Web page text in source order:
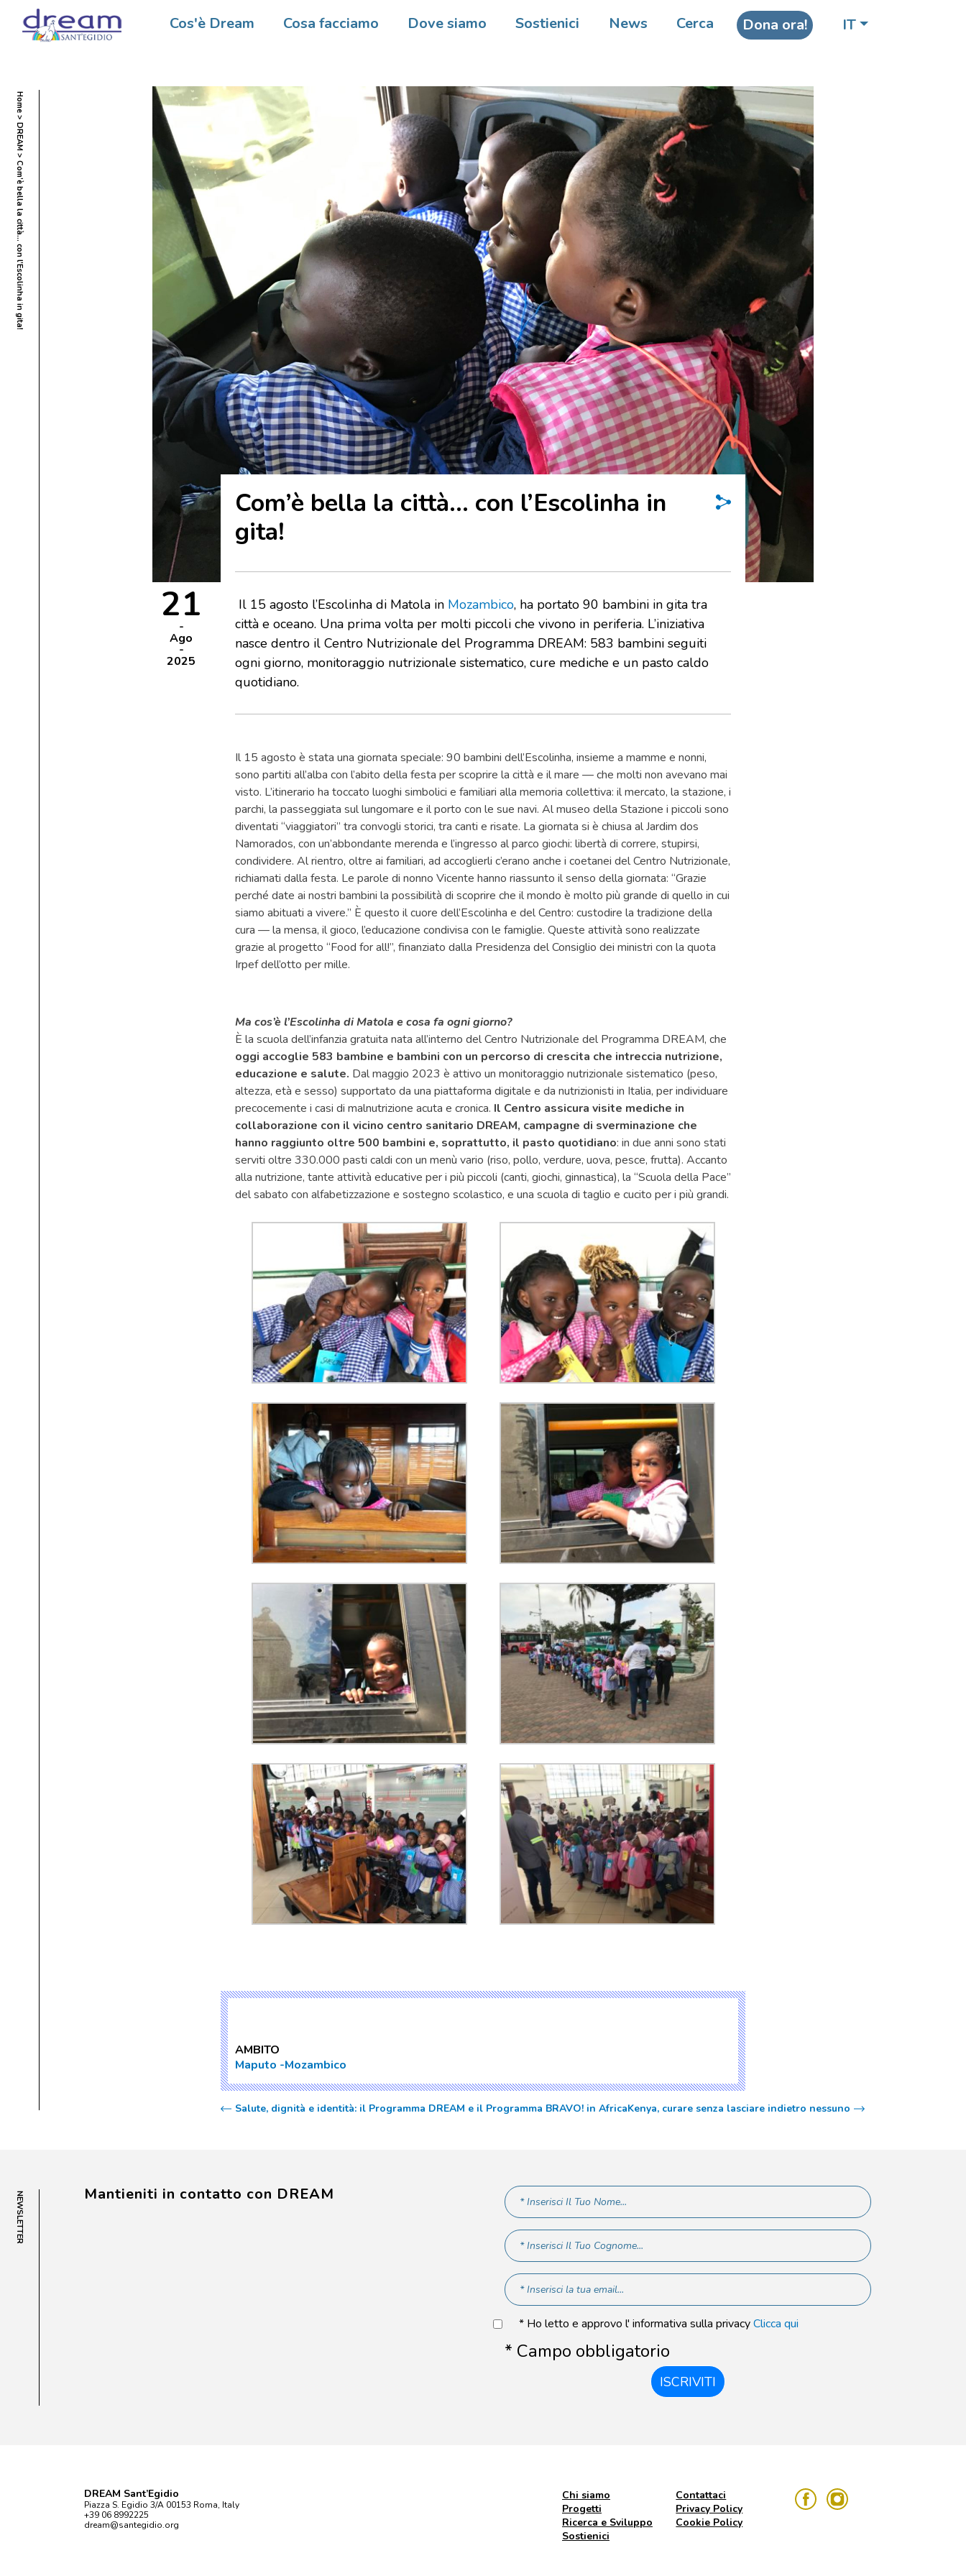
Cos'è Dream Cosa facciamo Dove siamo Sostienici News Cerca Dona ora! IT
Home
DREAM
Com’è bella la città… con l’Escolinha in gita!
21
Ago
2025
Com’è bella la città… con l’Escolinha in
gita!
Il 15 agosto l’Escolinha di Matola in Mozambico, ha portato 90 bambini in gita tra
città e oceano. Una prima volta per molti piccoli che vivono in periferia. L’iniziativa
nasce dentro il Centro Nutrizionale del Programma DREAM: 583 bambini seguiti
ogni giorno, monitoraggio nutrizionale sistematico, cure mediche e un pasto caldo
quotidiano.
Il 15 agosto è stata una giornata speciale: 90 bambini dell’Escolinha, insieme a mamme e nonni,
sono partiti all’alba con l’abito della festa per scoprire la città e il mare — che molti non avevano mai
visto. L’itinerario ha toccato luoghi simbolici e familiari alla memoria collettiva: il mercato, la stazione, i
parchi, la passeggiata sul lungomare e il porto con le sue navi. Al museo della Stazione i piccoli sono
diventati “viaggiatori” tra convogli storici, tra canti e risate. La giornata si è chiusa al Jardim dos
Namorados, con un’abbondante merenda e l’ingresso al parco giochi: libertà di correre, stupirsi,
condividere. Al rientro, oltre ai familiari, ad accoglierli c’erano anche i coetanei del Centro Nutrizionale,
richiamati dalla festa. Le parole di nonno Vicente hanno riassunto il senso della giornata: “Grazie
perché date ai nostri bambini la possibilità di scoprire che il mondo è molto più grande di quello in cui
siamo abituati a vivere.” È questo il cuore dell’Escolinha e del Centro: custodire la tradizione della
cura — la mensa, il gioco, l’educazione condivisa con le famiglie. Queste attività sono realizzate
grazie al progetto “Food for all!”, finanziato dalla Presidenza del Consiglio dei ministri con la quota
Irpef dell’otto per mille.
Ma cos’è l’Escolinha di Matola e cosa fa ogni giorno?
È la scuola dell’infanzia gratuita nata all’interno del Centro Nutrizionale del Programma DREAM, che
oggi accoglie 583 bambine e bambini con un percorso di crescita che intreccia nutrizione,
educazione e salute. Dal maggio 2023 è attivo un monitoraggio nutrizionale sistematico (peso,
altezza, età e sesso) supportato da una piattaforma digitale e da nutrizionisti in Italia, per individuare
precocemente i casi di malnutrizione acuta e cronica. Il Centro assicura visite mediche in
collaborazione con il vicino centro sanitario DREAM, campagne di sverminazione che
hanno raggiunto oltre 500 bambini e, soprattutto, il pasto quotidiano: in due anni sono stati
serviti oltre 330.000 pasti caldi con un menù vario (riso, pollo, verdure, uova, pesce, frutta). Accanto
alla nutrizione, tante attività educative per i più piccoli (canti, giochi, ginnastica), la “Scuola della Pace”
del sabato con alfabetizzazione e sostegno scolastico, e una scuola di taglio e cucito per i più grandi.
AMBITO
Maputo Mozambico
Salute, dignità e identità: il Programma DREAM e il Programma BRAVO! in AfricaKenya, curare senza lasciare indietro nessuno
NEWSLETTER Mantieniti in contatto con DREAM
* Ho letto e approvo l' informativa sulla privacyClicca qui
* Campo obbligatorio
ISCRIVITI
DREAM Sant’Egidio
Piazza S. Egidio 3/A 00153 Roma, Italy
+39 06 8992225
dream@santegidio.org
Chi siamo
Progetti
Ricerca e Sviluppo
Sostienici
Contattaci
Privacy Policy
Cookie Policy